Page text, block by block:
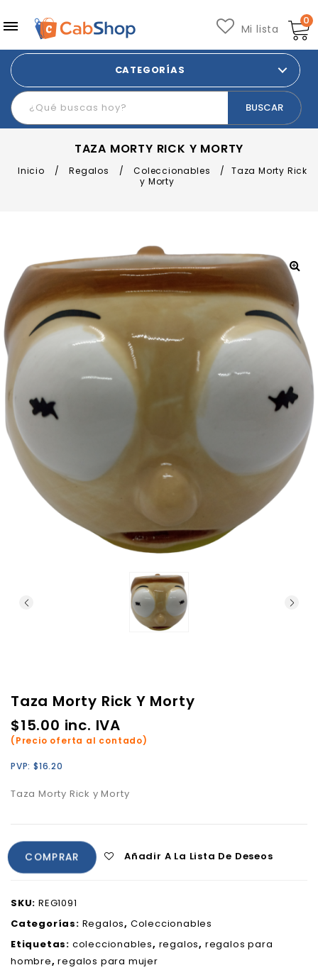
0
Mi lista
CATEGORÍAS
TAZA MORTY RICK Y MORTY
Inicio / Regalos / Coleccionables /
Taza Morty Rick
y Morty
Taza Morty Rick Y Morty
$15.00 inc. IVA
(Precio oferta al contado)
PVP: $16.20
Taza Morty Rick y Morty
COMPRAR Añadir A La Lista De Deseos
SKU: REG1091
Categorías: Regalos, Coleccionables
Etiquetas: coleccionables, regalos, regalos para
hombre,regalos para mujer